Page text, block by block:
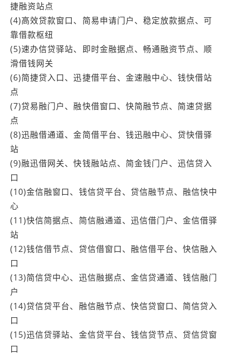
捷融资站点
(4)高效贷款窗口、简易申请门户、稳定放款据点、可
靠借款枢纽
(5)速办信贷驿站、即时金融据点、畅通融资节点、顺
滑借钱网关
(6)简捷贷入口、迅捷借平台、金速融中心、钱快借站
点
(7)贷易融门户、融快借窗口、快简融节点、简速贷据
点
(8)迅融借通道、金简借平台、钱迅融中心、贷快借驿
站
(9)融迅借网关、快钱融站点、简金钱门户、迅信贷入
口
(10)金信融窗口、钱信贷平台、贷信融节点、融信快中
心
(11)快信简据点、简信融通道、迅信借门户、金信借驿
站
(12)钱信借节点、贷信借窗口、融信借平台、快信融入
口
(13)简信贷中心、迅信融据点、金信贷通道、钱信融门
户
(14)贷信贷平台、融信融节点、快信贷窗口、简信贷入
口
(15)迅信贷驿站、金信贷平台、钱信贷节点、贷信贷窗
口